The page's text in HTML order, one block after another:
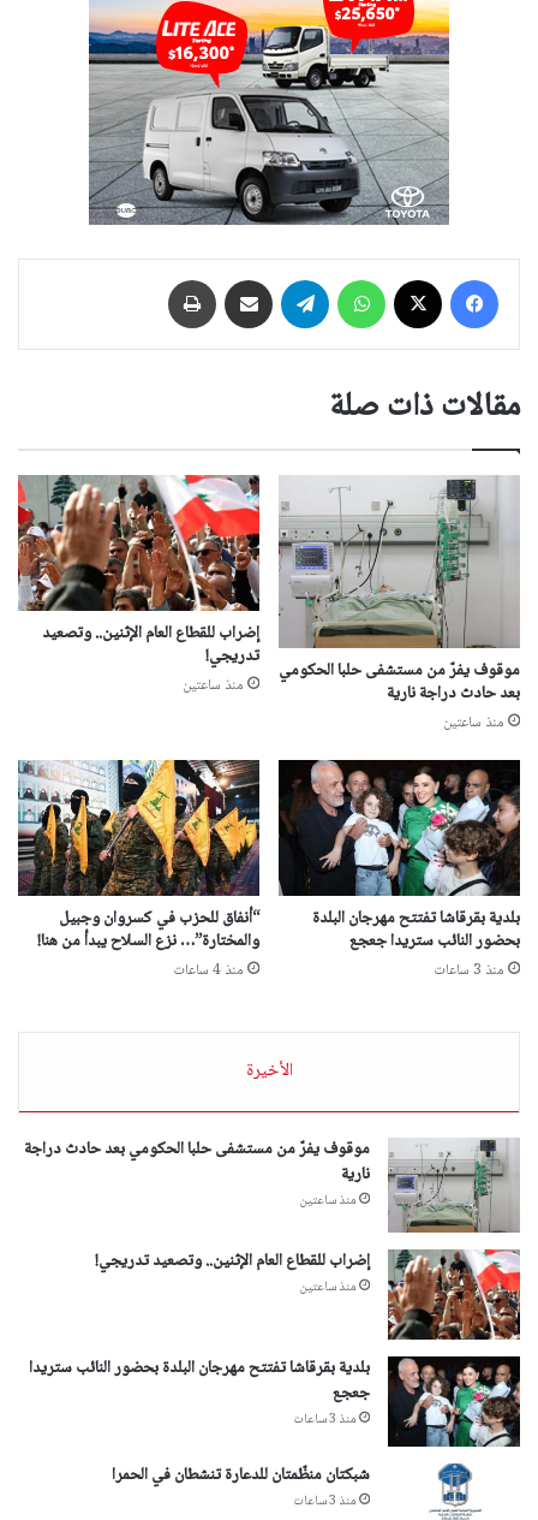
فيسبوك واتساب تيلقرام مشاركة عبر البريد
مقالات ذات صلة
موقوف يفرّ من مستشفى حلبا الحكومي
بعد حادث دراجة نارية
منذ ساعتين
إضراب للقطاع العام الإثنين.. وتصعيد
تدريجي!
منذ ساعتين
بلدية بقرقاشا تفتتح مهرجان البلدة
بحضور النائب ستريدا جعجع
منذ 3 ساعات
“أنفاق للحزب في كسروان وجبيل
والمختارة”… نزع السلاح يبدأ من هنا!
منذ 4 ساعات
الأخيرة
موقوف يفرّ من مستشفى حلبا الحكومي بعد حادث دراجة
نارية
منذ ساعتين
إضراب للقطاع العام الإثنين.. وتصعيد تدريجي!
منذ ساعتين
بلدية بقرقاشا تفتتح مهرجان البلدة بحضور النائب ستريدا
جعجع
منذ 3 ساعات
شبكتان منظّمتان للدعارة تنشطان في الحمرا
منذ 3 ساعات